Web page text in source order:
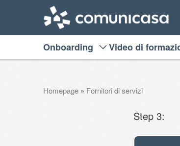
contenuto
Onboarding Video di
Homepage » Fornitori di servizi
Step 3: